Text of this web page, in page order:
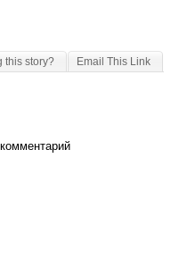
this story? Email This Link